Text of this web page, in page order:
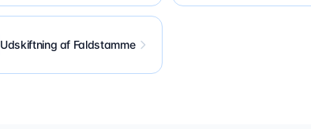
Udskiftning af Faldstamme